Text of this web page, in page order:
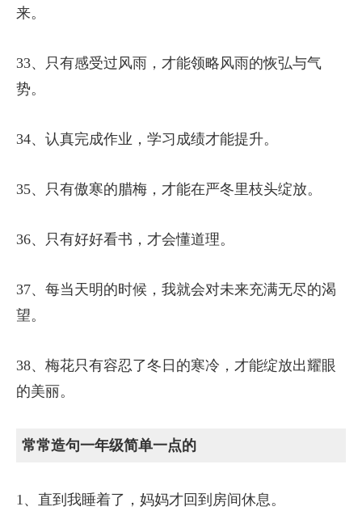
来。
33、只有感受过风雨，才能领略风雨的恢弘与气
势。
34、认真完成作业，学习成绩才能提升。
35、只有傲寒的腊梅，才能在严冬里枝头绽放。
36、只有好好看书，才会懂道理。
37、每当天明的时候，我就会对未来充满无尽的渴
望。
38、梅花只有容忍了冬日的寒冷，才能绽放出耀眼
的美丽。
常常造句一年级简单一点的
1、直到我睡着了，妈妈才回到房间休息。